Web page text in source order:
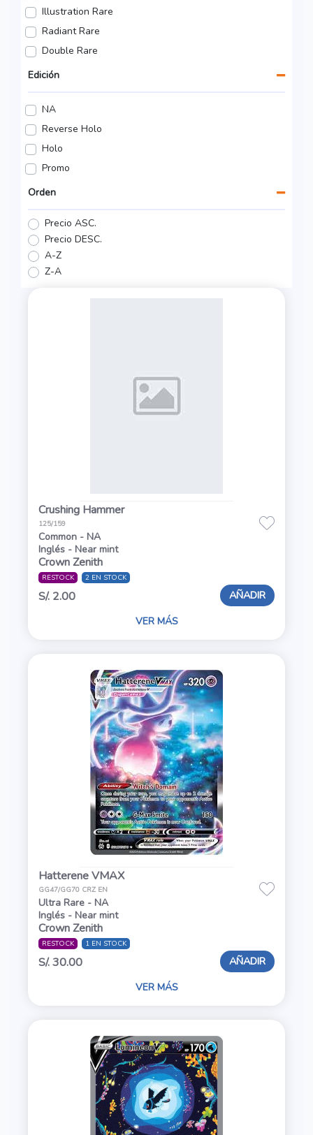
Illustration Rare
Radiant Rare
Double Rare
Edición
NA
Reverse Holo
Holo
Promo
Orden
Precio ASC.
Precio DESC.
A-Z
Z-A
Crushing Hammer
125/159
Common - NA
Inglés - Near mint
Crown Zenith
RESTOCK 2 EN STOCK
S/. 2.00 AÑADIR
VER MÁS
Hatterene VMAX
GG47/GG70 CRZ EN
Ultra Rare - NA
Inglés - Near mint
Crown Zenith
RESTOCK 1 EN STOCK
S/. 30.00 AÑADIR
VER MÁS